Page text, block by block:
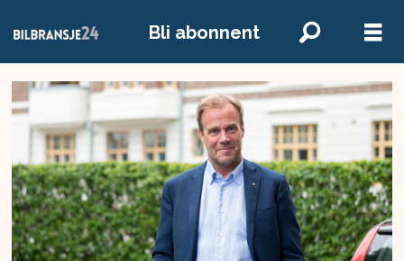
Bli abonnent
Emne:
motor-
trade